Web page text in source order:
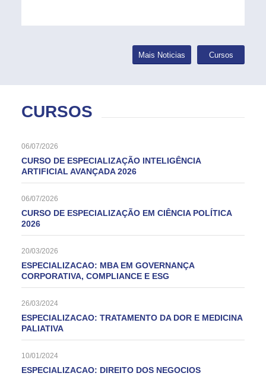
Mais Noticias Cursos
CURSOS
06/07/2026
CURSO DE ESPECIALIZAÇÃO INTELIGÊNCIA
ARTIFICIAL AVANÇADA 2026
06/07/2026
CURSO DE ESPECIALIZAÇÃO EM CIÊNCIA POLÍTICA
2026
20/03/2026
ESPECIALIZACAO: MBA EM GOVERNANÇA
CORPORATIVA, COMPLIANCE E ESG
26/03/2024
ESPECIALIZACAO: TRATAMENTO DA DOR E MEDICINA
PALIATIVA
10/01/2024
ESPECIALIZACAO: DIREITO DOS NEGOCIOS